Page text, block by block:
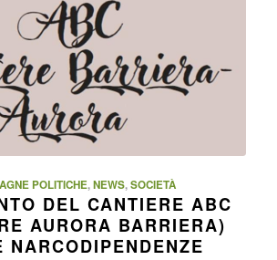
POLITICHE,NEWS,SOCIETÀ
DEL CANTIERE ABC
AURORA BARRIERA)
NARCODIPENDENZE